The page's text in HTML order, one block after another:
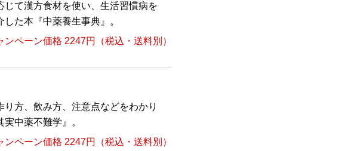
じて漢方食材を使い、生活習慣病を
た本『中薬養生事典』。
ンペーン価格 2247円 （税込・送料別）
り方、飲み方、注意点などをわかり
中薬不難学』。
ンペーン価格 2247円 （税込・送料別）